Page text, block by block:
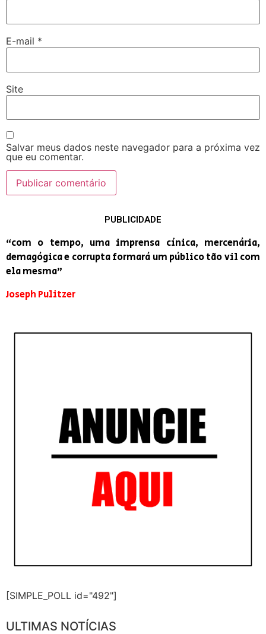
E-mail *
Site
Salvar meus dados neste navegador para a próxima vez
que eu comentar.
PUBLICIDADE
“com o tempo, uma imprensa cínica, mercenária,
demagógica e corrupta formará um público tão vil com
ela mesma”
Joseph Pulitzer
[SIMPLE_POLL id="492"]
ULTIMAS NOTÍCIAS